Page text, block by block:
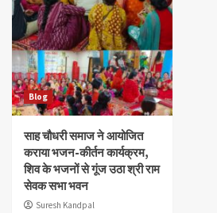
Blog
साह चौधरी समाज ने आयोजित
कराया भजन-कीर्तन कार्यक्रम,
शिव के भजनों से गूंज उठा श्री राम
सेवक सभा भवन
Suresh Kandpal